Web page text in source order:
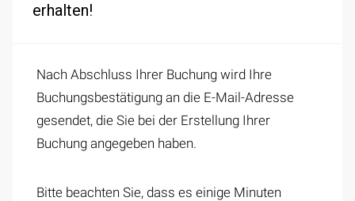
erhalten!
Nach Abschluss Ihrer Buchung wird Ihre
Buchungsbestätigung an die E-Mail-Adresse
gesendet, die Sie bei der Erstellung Ihrer
Buchung angegeben haben.
Bitte beachten Sie, dass es einige Minuten